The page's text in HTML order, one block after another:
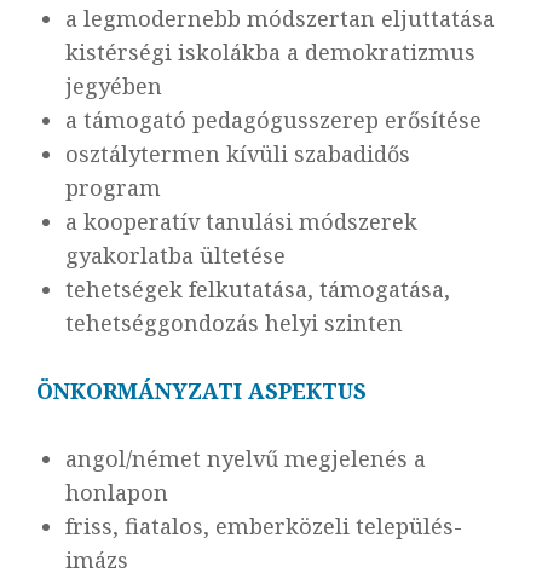
a legmodernebb módszertan eljuttatása
kistérségi iskolákba a demokratizmus
jegyében
a támogató pedagógusszerep erősítése
osztálytermen kívüli szabadidős
program
a kooperatív tanulási módszerek
gyakorlatba ültetése
tehetségek felkutatása, támogatása,
tehetséggondozás helyi szinten
ÖNKORMÁNYZATI ASPEKTUS
angol/német nyelvű megjelenés a
honlapon
friss, fiatalos, emberközeli település-
imázs